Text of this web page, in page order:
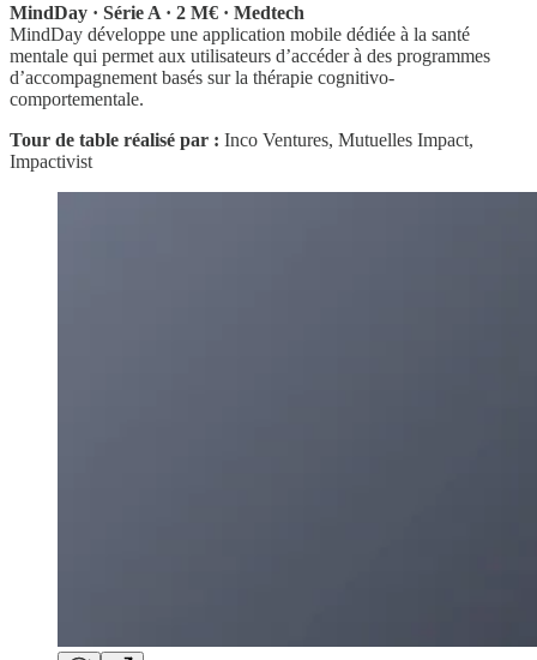
MindDay · Série A · 2 M€ · Medtech
MindDay développe une application mobile dédiée à la santé
mentale qui permet aux utilisateurs d’accéder à des programmes
d’accompagnement basés sur la thérapie cognitivo-
comportementale.
Tour de table réalisé par : Inco Ventures, Mutuelles Impact,
Impactivist